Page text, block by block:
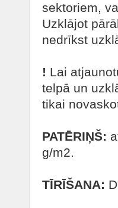
sektoriem,
Uzklājot
nedrīkst
! Lai
telpā un
tikai
PATĒRIŅŠ:
g/m2.
TĪRĪŠANA: